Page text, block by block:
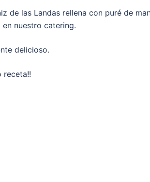
de las Landas rellena con puré de
nuestro catering.
delicioso.
receta!!